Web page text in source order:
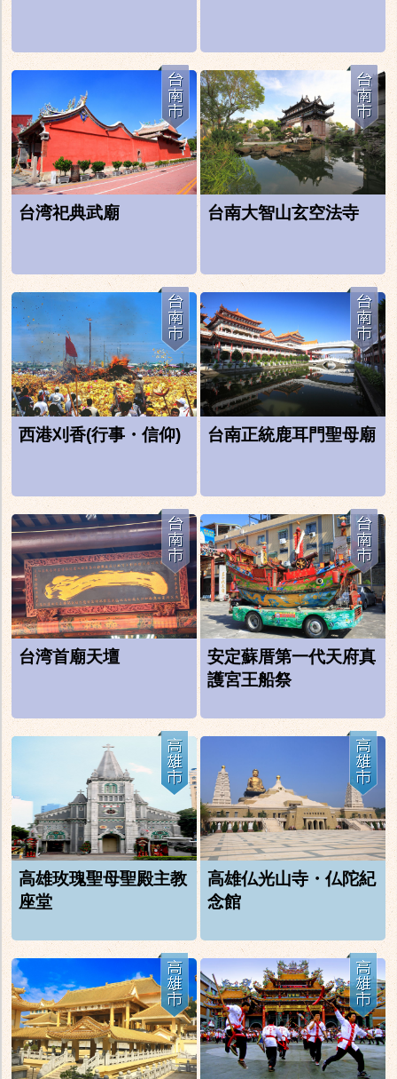
台湾祀典武廟 台南大智山玄空法寺
西港刈香(行事・信仰) 台南正統鹿耳門聖母廟
台湾首廟天壇
安定蘇厝第一代天府真
護宮王船祭
高雄玫瑰聖母聖殿主教
座堂
高雄仏光山寺・仏陀紀
念館